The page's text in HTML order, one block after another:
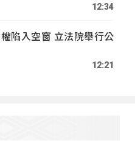
12:34
陷入空窗 立法院舉行公
12:21